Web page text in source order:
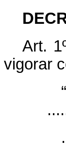
Art.
vigorar